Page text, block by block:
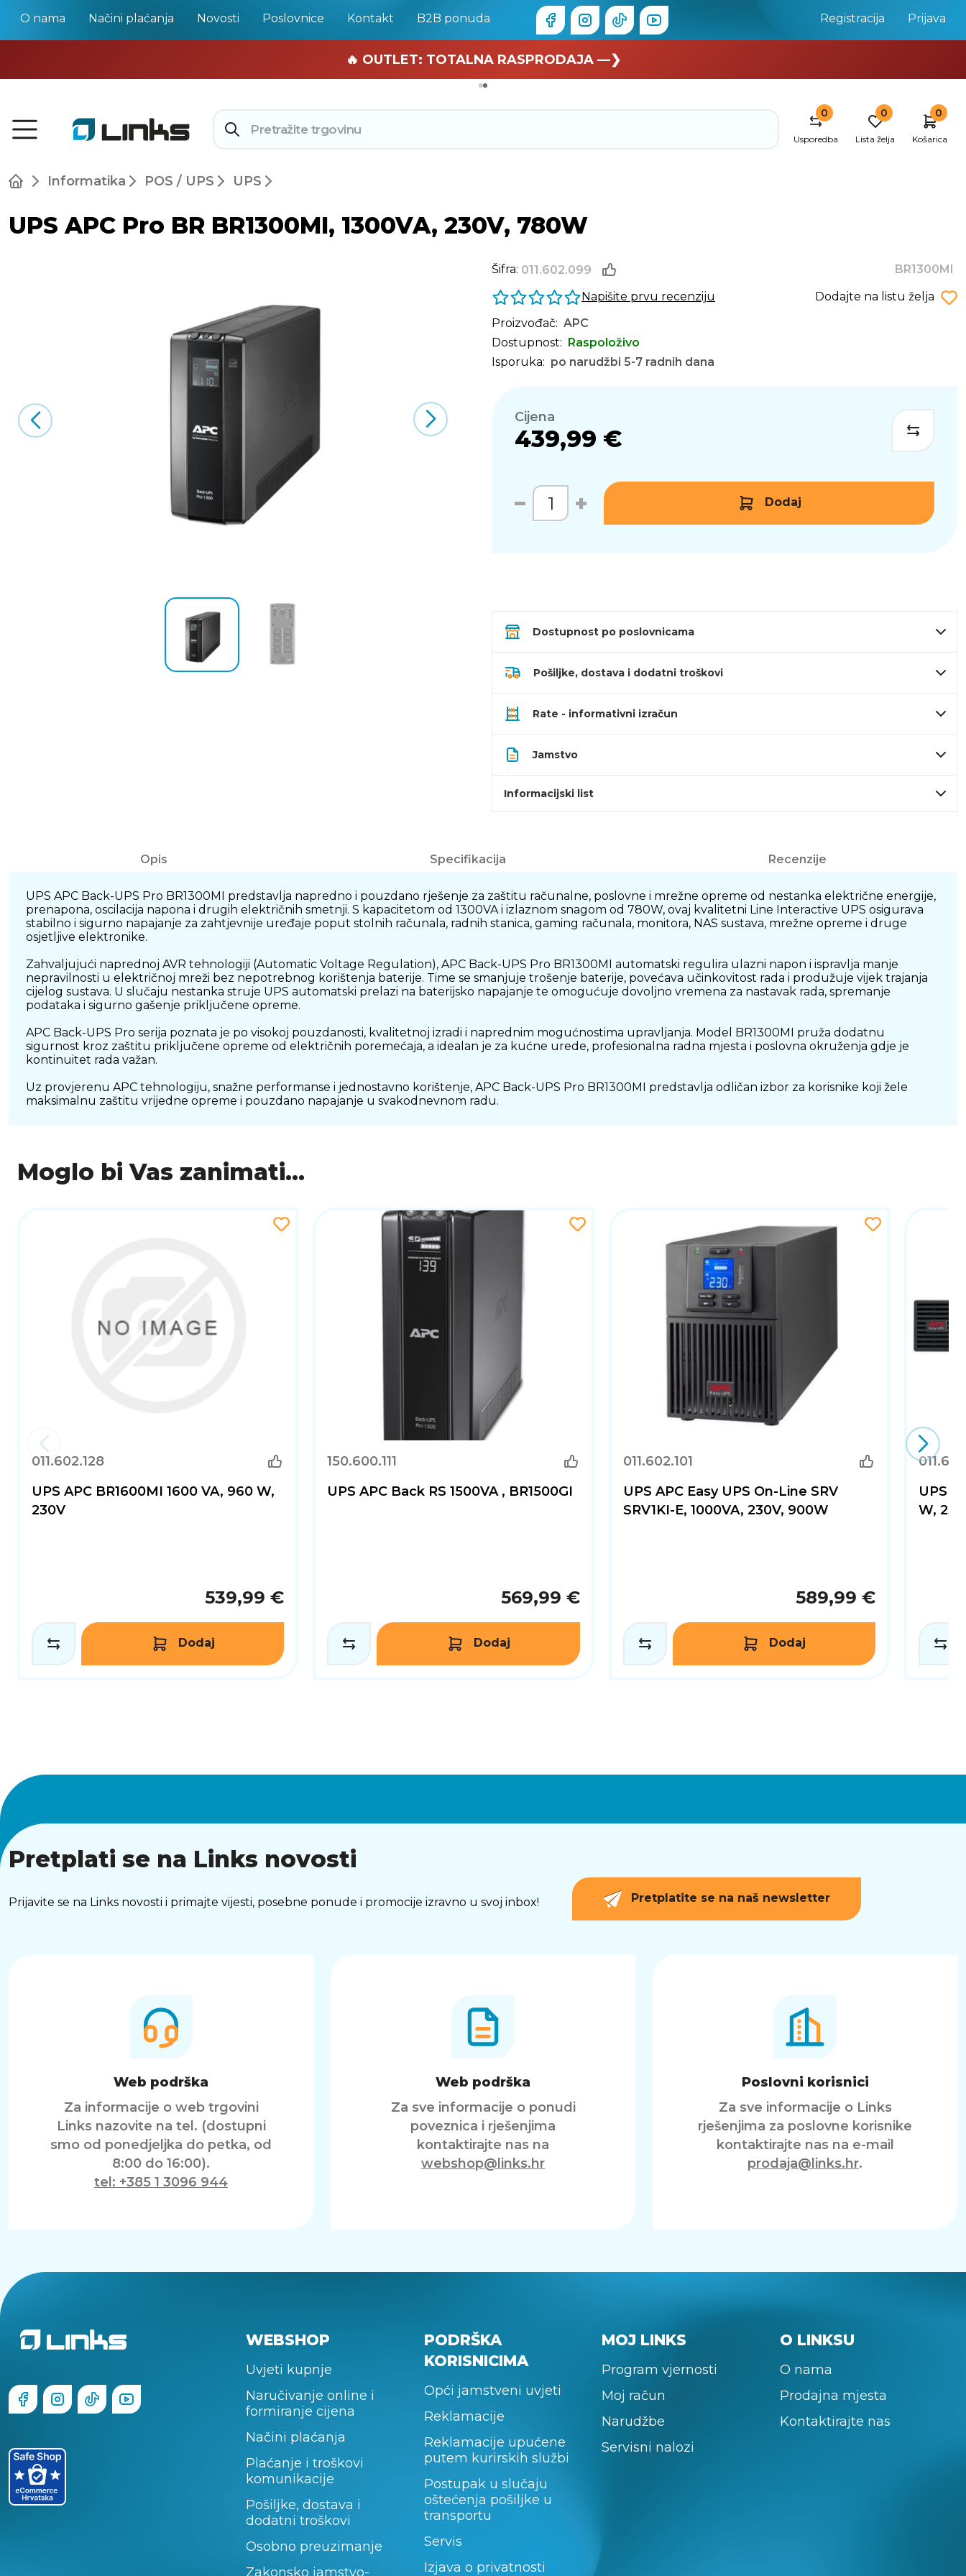
O nama Načini plaćanja Novosti Poslovnice Kontakt B2B ponuda Registracija Prijava
🏄 Zaslužuješ odmor —❯
🔥 OUTLET: TOTALNA RASPRODAJA —❯
0
Usporedba
0
Lista želja
0
Košarica
Informatika POS / UPS UPS
UPS APC Pro BR BR1300MI, 1300VA, 230V, 780W
Šifra: 011.602.099
BR1300MI
Napišite prvu recenziju
Dodajte na listu želja
Proizvođač: APC
Dostupnost: Raspoloživo
Isporuka: po narudžbi 5-7 radnih dana
Cijena
439,99 €
Dodaj
Dostupnost po poslovnicama
Pošiljke, dostava i dodatni troškovi
Rate - informativni izračun
Jamstvo
Informacijski list
Opis Specifikacija Recenzije
UPS APC Back-UPS Pro BR1300MI predstavlja napredno i pouzdano rješenje za zaštitu računalne, poslovne i mrežne opreme od nestanka električne energije,
prenapona, oscilacija napona i drugih električnih smetnji. S kapacitetom od 1300VA i izlaznom snagom od 780W, ovaj kvalitetni Line Interactive UPS osigurava
stabilno i sigurno napajanje za zahtjevnije uređaje poput stolnih računala, radnih stanica, gaming računala, monitora, NAS sustava, mrežne opreme i druge
osjetljive elektronike.
Zahvaljujući naprednoj AVR tehnologiji (Automatic Voltage Regulation), APC Back-UPS Pro BR1300MI automatski regulira ulazni napon i ispravlja manje
nepravilnosti u električnoj mreži bez nepotrebnog korištenja baterije. Time se smanjuje trošenje baterije, povećava učinkovitost rada i produžuje vijek trajanja
cijelog sustava. U slučaju nestanka struje UPS automatski prelazi na baterijsko napajanje te omogućuje dovoljno vremena za nastavak rada, spremanje
podataka i sigurno gašenje priključene opreme.
APC Back-UPS Pro serija poznata je po visokoj pouzdanosti, kvalitetnoj izradi i naprednim mogućnostima upravljanja. Model BR1300MI pruža dodatnu
sigurnost kroz zaštitu priključene opreme od električnih poremećaja, a idealan je za kućne urede, profesionalna radna mjesta i poslovna okruženja gdje je
kontinuitet rada važan.
Uz provjerenu APC tehnologiju, snažne performanse i jednostavno korištenje, APC Back-UPS Pro BR1300MI predstavlja odličan izbor za korisnike koji žele
maksimalnu zaštitu vrijedne opreme i pouzdano napajanje u svakodnevnom radu.
Moglo bi Vas zanimati...
011.602.128
UPS APC BR1600MI 1600 VA, 960 W,
230V
539,99 €
Dodaj
150.600.111
UPS APC Back RS 1500VA , BR1500GI
569,99 €
Dodaj
011.602.101
UPS APC Easy UPS On-Line SRV
SRV1KI-E, 1000VA, 230V, 900W
589,99 €
Dodaj
UPS
W,
Pretplati se na Links novosti
Prijavite se na Links novosti i primajte vijesti, posebne ponude i promocije izravno u svoj inbox! Pretplatite se na naš newsletter
Web podrška
Za informacije o web trgovini
Links nazovite na tel. (dostupni
smo od ponedjeljka do petka, od
8:00 do 16:00).
tel: +385 1 3096 944
Web podrška
Za sve informacije o ponudi
poveznica i rješenjima
kontaktirajte nas na
webshop@links.hr
Poslovni korisnici
Za sve informacije o Links
rješenjima za poslovne korisnike
kontaktirajte nas na e-mail
prodaja@links.hr.
WEBSHOP
Uvjeti kupnje
Naručivanje online i
formiranje cijena
Načini plaćanja
Plaćanje i troškovi
komunikacije
Pošiljke, dostava i
dodatni troškovi
Osobno preuzimanje
Zakonsko jamstvo-
PODRŠKA
KORISNICIMA
Opći jamstveni uvjeti
Reklamacije
Reklamacije upućene
putem kurirskih službi
Postupak u slučaju
oštećenja pošiljke u
transportu
Servis
Izjava o privatnosti
MOJ LINKS
Program vjernosti
Moj račun
Narudžbe
Servisni nalozi
O LINKSU
O nama
Prodajna mjesta
Kontaktirajte nas